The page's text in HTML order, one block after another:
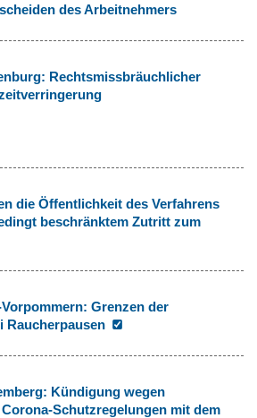
des Arbeitnehmers
Rechtsmissbräuchlicher
die Öffentlichkeit des Verfahrens
beschränktem Zutritt zum
Grenzen der
Raucherpausen
Kündigung wegen
Schutzregelungen mit dem